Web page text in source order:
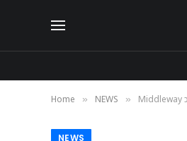
Home » NEWS » Middleway
NEWS